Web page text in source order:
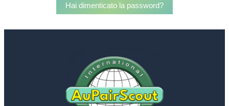
Hai dimenticato la password?